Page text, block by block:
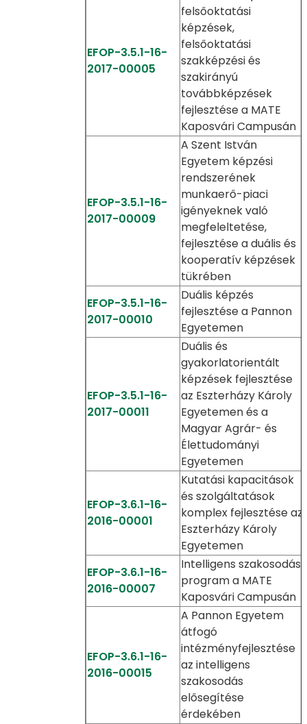
EFOP-3.5.1-16-
2017-00005
felsőoktatási
képzések,
felsőoktatási
szakképzési és
szakirányú
továbbképzések
fejlesztése a MATE
Kaposvári Campusán
EFOP-3.5.1-16-
2017-00009
A Szent István
Egyetem képzési
rendszerének
munkaerő-piaci
igényeknek való
megfeleltetése,
fejlesztése a duális és
kooperatív képzések
tükrében
EFOP-3.5.1-16-
2017-00010
Duális képzés
fejlesztése a Pannon
Egyetemen
EFOP-3.5.1-16-
2017-00011
Duális és
gyakorlatorientált
képzések fejlesztése
az Eszterházy Károly
Egyetemen és a
Magyar Agrár- és
Élettudományi
Egyetemen
EFOP-3.6.1-16-
2016-00001
Kutatási kapacitások
és szolgáltatások
komplex fejlesztése az
Eszterházy Károly
Egyetemen
EFOP-3.6.1-16-
2016-00007
Intelligens szakosodási
program a MATE
Kaposvári Campusán
EFOP-3.6.1-16-
2016-00015
A Pannon Egyetem
átfogó
intézményfejlesztése
az intelligens
szakosodás
elősegítése
érdekében